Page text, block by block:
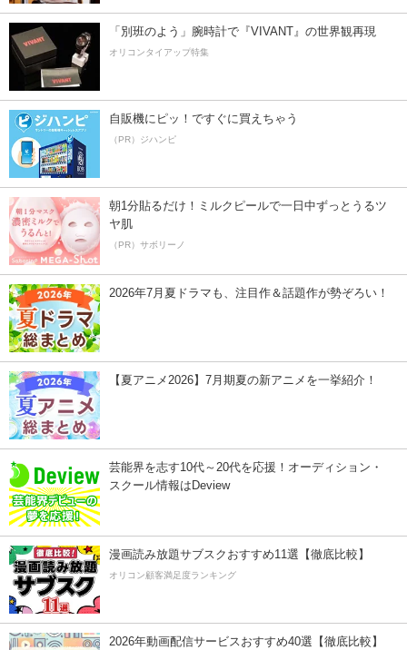
「別班のよう」腕時計で『VIVANT』の世界観再現
オリコンタイアップ特集
自販機にピッ！ですぐに買えちゃう
（PR）ジハンピ
朝1分貼るだけ！ミルクピールで一日中ずっとうるツ
ヤ肌
（PR）サボリーノ
2026年7月夏ドラマも、注目作＆話題作が勢ぞろい！
【夏アニメ2026】7月期夏の新アニメを一挙紹介！
芸能界を志す10代～20代を応援！オーディション・
スクール情報はDeview
漫画読み放題サブスクおすすめ11選【徹底比較】
オリコン顧客満足度ランキング
2026年動画配信サービスおすすめ40選【徹底比較】